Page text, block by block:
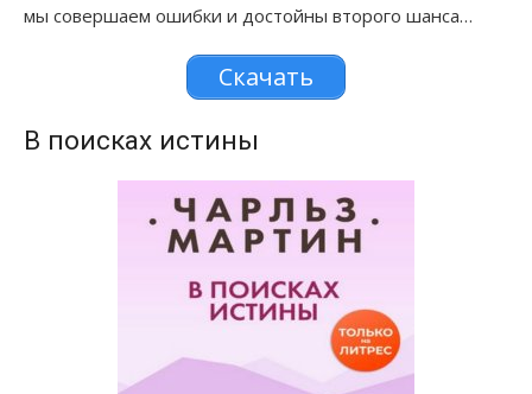
мы совершаем ошибки и достойны второго шанса…
Скачать
В поисках истины